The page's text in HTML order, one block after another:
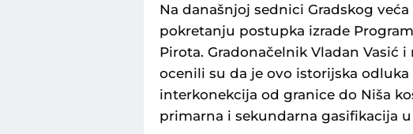
Na današnjoj sednici Gradskog
pokretanju postupka izrade
Pirota. Gradonačelnik Vladan Vasić
ocenili su da je ovo istorijska odluka
interkonekcija od granice do Niša
primarna i sekundarna gasifikacija